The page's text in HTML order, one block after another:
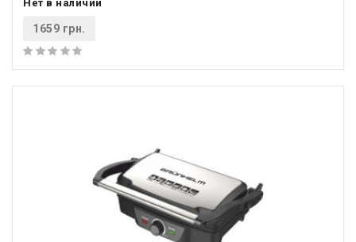
Нет в наличии
1659 грн.